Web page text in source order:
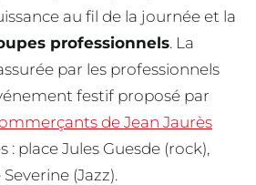
au fil de la journée et la
professionnels. La
par les professionnels
festif proposé par
de Jean Jaurès
: place Jules Guesde (rock),
(Jazz).